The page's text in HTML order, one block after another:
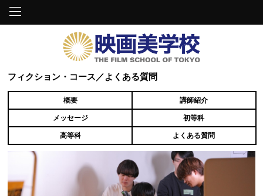
フィクション・コース／よくある質問
概要 講師紹介
メッセージ 初等科
高等科 よくある質問